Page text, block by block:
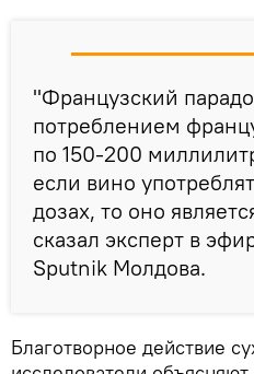
"Французский
потреблением
по 150-200
если вино
дозах, то оно
сказал эксперт в
Sputnik Молдова.
Благотворное действие